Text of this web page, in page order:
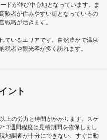
ドが並び中心地となっています。ま
齢者が住みやすい街となっているの
戦略が活きます。
ているエリアです。自然豊かで温泉
税者や観光客が多く訪れます。
ント
上の労力と時間がかかります。スケ
週間程度は見積期間を確保しまし
地調査が十分にできない、すぐに動